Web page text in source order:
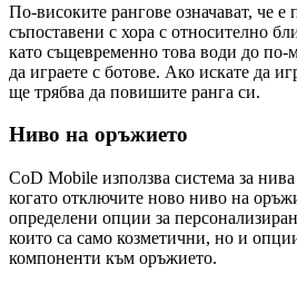
По-високите рангове означават, че е
съпоставени с хора с относително
като същевременно това води до по-
да играете с ботове. Ако искате да
ще трябва да повишите ранга си.
Ниво на оръжието
CoD Mobile използва система за
когато отключите ново ниво на
определени опции за
които са само козметични, но и
компоненти към оръжието.